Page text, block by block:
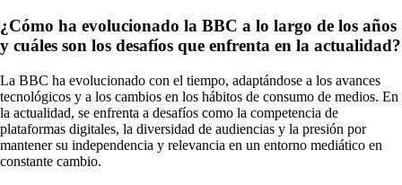
¿Cómo ha evolucionado la BBC a lo largo de los años
y cuáles son los desafíos que enfrenta en la actualidad?
La BBC ha evolucionado con el tiempo, adaptándose a los avances
tecnológicos y a los cambios en los hábitos de consumo de medios. En
la actualidad, se enfrenta a desafíos como la competencia de
plataformas digitales, la diversidad de audiencias y la presión por
mantener su independencia y relevancia en un entorno mediático en
constante cambio.